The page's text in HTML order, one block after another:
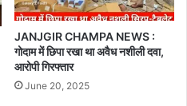
JANJGIR CHAMPA NEWS :
गोदाम में छिपा रखा था अवैध नशीली दवा,
आरोपी गिरफ्तार
June 20, 2025